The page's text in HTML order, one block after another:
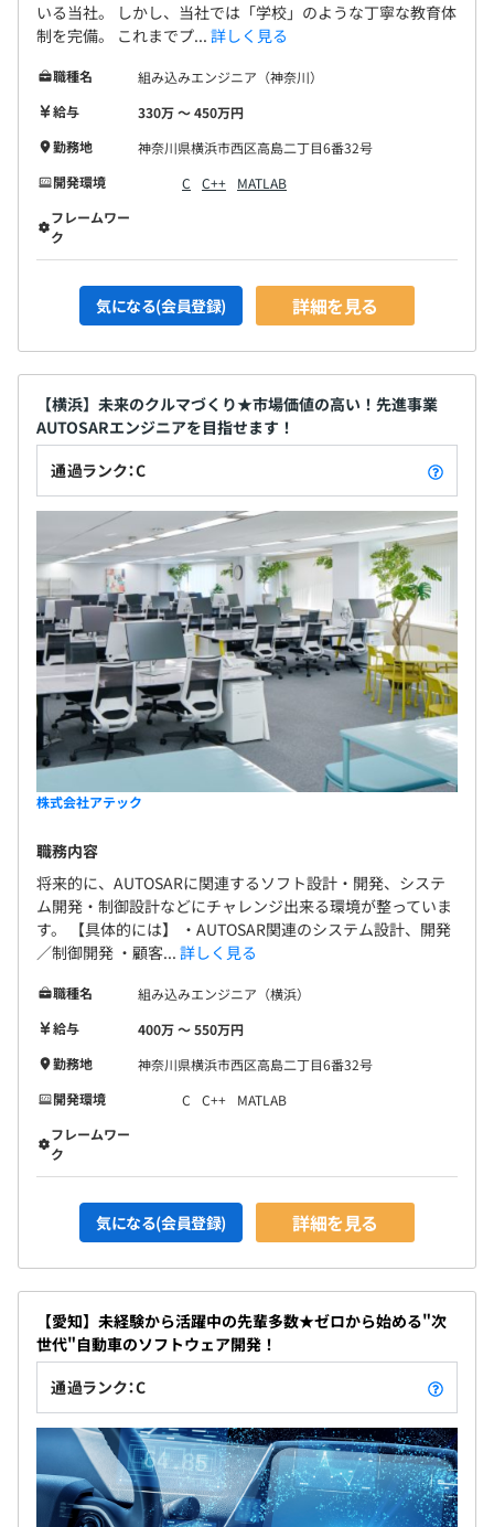
いる当社。 しかし、当社では「学校」のような丁寧な教育体
制を完備。 これまでプ... 詳しく見る
職種名
組み込みエンジニア（神奈川）
給与
330万 〜 450万円
勤務地
神奈川県横浜市西区高島二丁目6番32号
開発環境
C C++
MATLAB
フレームワー
ク
気になる(会員登録) 詳細を見る
【横浜】未来のクルマづくり★市場価値の高い！先進事業
AUTOSARエンジニアを目指せます！
通過ランク：C
株式会社アテック
職務内容
将来的に、AUTOSARに関連するソフト設計・開発、システ
ム開発・制御設計などにチャレンジ出来る環境が整っていま
す。 【具体的には】 ・AUTOSAR関連のシステム設計、開発
／制御開発 ・顧客... 詳しく見る
職種名
組み込みエンジニア（横浜）
給与
400万 〜 550万円
勤務地
神奈川県横浜市西区高島二丁目6番32号
開発環境
C C++
MATLAB
フレームワー
ク
気になる(会員登録) 詳細を見る
【愛知】未経験から活躍中の先輩多数★ゼロから始める"次
世代"自動車のソフトウェア開発！
通過ランク：C